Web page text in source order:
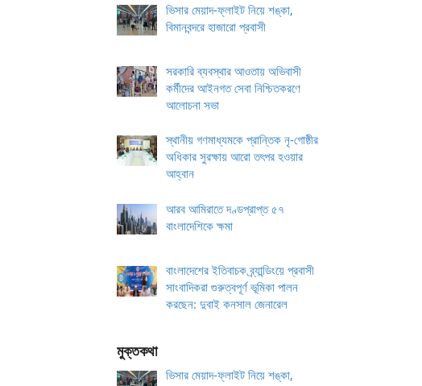
ভিসার মেয়াদ-ফ্লাইট নিয়ে শঙ্কা,
বিমানবন্দরে হাজারো প্রবাসী
সরকারি ব্যবস্থার আওতায় অভিবাসী
কর্মীদের আইনগত সেবা নিশ্চিতকরণে
আলোচনা সভা
স্থানীয় গণমাধ্যমকে প্রান্তিক নৃ-গোষ্ঠীর
অধিকার সুরক্ষায় আরো তৎপর হওয়ার
আহ্বান
আরব আমিরাতে দণ্ডপ্রাপ্ত ৫৭
বাংলাদেশিকে ক্ষমা
বাংলাদেশের ইতিবাচক ব্র্যান্ডিংয়ে প্রবাসী
সাংবাদিকরা গুরুত্বপূর্ণ ভূমিকা পালন
করছেন: দুবাই কনসাল জেনারেল
মুক্তকথা
ভিসার মেয়াদ-ফ্লাইট নিয়ে শঙ্কা,